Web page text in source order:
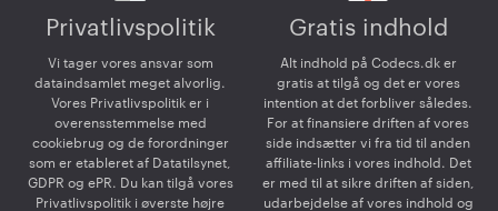
Privatlivspolitik
Vi tager vores ansvar som
dataindsamlet meget alvorlig.
Vores Privatlivspolitik er i
overensstemmelse med
cookiebrug og de forordninger
som er etableret af Datatilsynet,
GDPR og ePR. Du kan tilgå vores
Privatlivspolitik i øverste højre
Gratis indhold
Alt indhold på Codecs.dk er
gratis at tilgå og det er vores
intention at det forbliver således.
For at finansiere driften af vores
side indsætter vi fra tid til anden
affiliate-links i vores indhold. Det
er med til at sikre driften af siden,
udarbejdelse af vores indhold og